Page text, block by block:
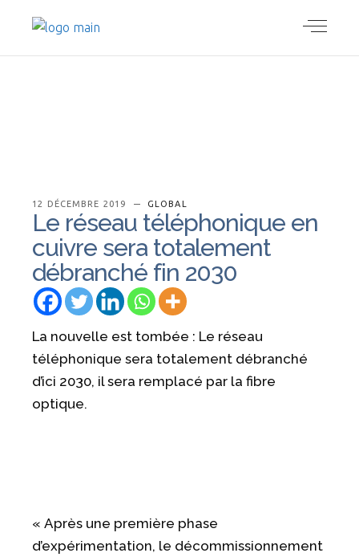
12 DÉCEMBRE 2019 GLOBAL
Le réseau téléphonique en
cuivre sera totalement
débranché fin 2030
La nouvelle est tombée : Le réseau
téléphonique sera totalement débranché
d’ici 2030, il sera remplacé par la fibre
optique.
« Après une première phase
d’expérimentation, le décommissionnement